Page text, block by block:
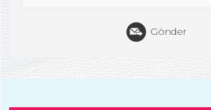
Gönder